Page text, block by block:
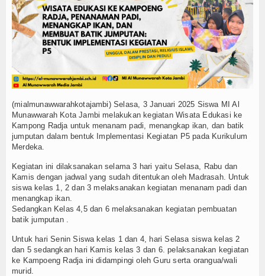
Memaknai dengan benar Kegiatan Upacara
MATAMUDA Berakhir, 120 Murid Baru Resmi Jadi
Memanfaatkan Waktu Liburan dengan Kegiatan
Wisuda Tahfidz Angkatan V dan Tasyakuran Milad
Malam 1 Muharram di Masjid Al Munawwarah:
MI Al Munawwarah bersinergi dalam program
Workshop Implementasi KBC Guru MI Al
(mialmunawwarahkotajambi) Selasa, 3 Januari 2025 Siswa MI Al
Munawwarah Kota Jambi melakukan kegiatan Wisata Edukasi ke
Kampong Radja untuk menanam padi, menangkap ikan, dan batik
jumputan dalam bentuk Implementasi Kegiatan P5 pada Kurikulum
Merdeka.
Kegiatan ini dilaksanakan selama 3 hari yaitu Selasa, Rabu dan
Kamis dengan jadwal yang sudah ditentukan oleh Madrasah. Untuk
siswa kelas 1, 2 dan 3 melaksanakan kegiatan menanam padi dan
menangkap ikan.
Sedangkan Kelas 4,5 dan 6 melaksanakan kegiatan pembuatan
batik jumputan .
Untuk hari Senin Siswa kelas 1 dan 4, hari Selasa siswa kelas 2
dan 5 sedangkan hari Kamis kelas 3 dan 6. pelaksanakan kegiatan
ke Kampoeng Radja ini didampingi oleh Guru serta orangua/wali
murid.